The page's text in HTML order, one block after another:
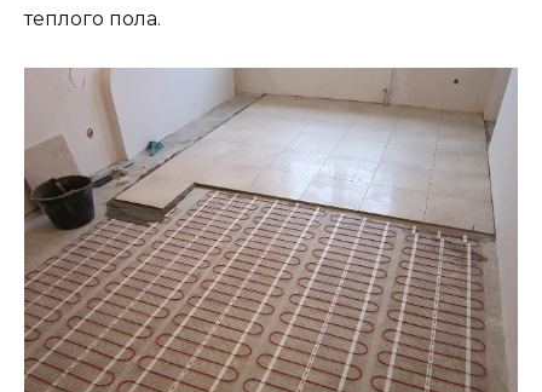
теплого пола.